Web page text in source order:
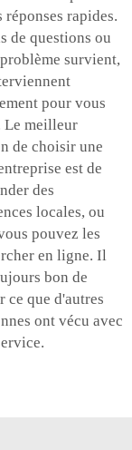
réponses rapides.
de questions ou
survient,
pour vous
Le meilleur
de choisir une
est de
des
locales, ou
pouvez les
en ligne. Il
bon de
ce que d'autres
ont vécu avec